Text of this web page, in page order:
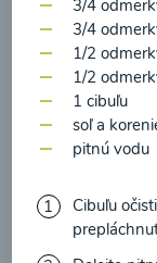
3/4
3/4
1/2
1/2
1 cibuľu
soľ a
pitnú vodu
Cibuľu
prečítal(a)
údajova